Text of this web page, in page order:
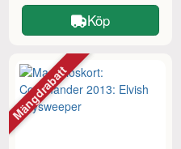
Köp
Mängdrabatt